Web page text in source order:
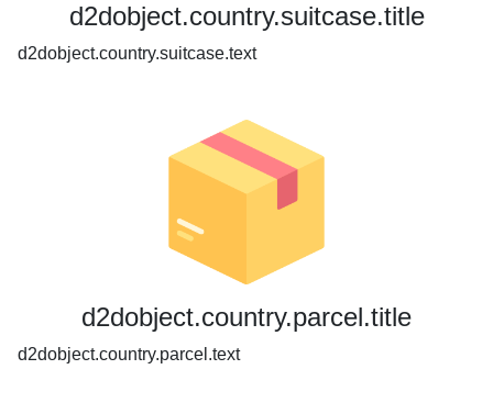
d2dobject.country.suitcase.title
d2dobject.country.suitcase.text
d2dobject.country.parcel.title
d2dobject.country.parcel.text